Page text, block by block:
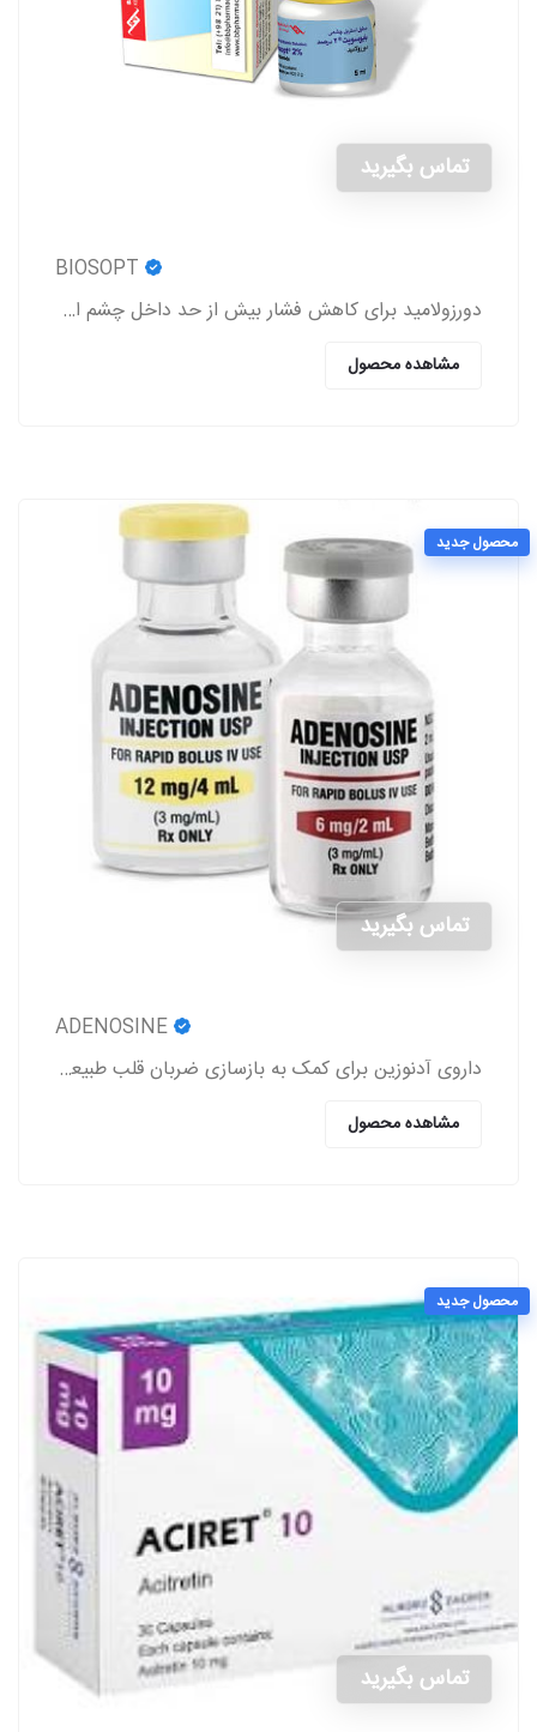
تماس بگیرید
دورزولامید برای کاهش فشار بیش از حد داخل چشم استفاده می شود.
مشاهده محصول
محصول جدید
تماس بگیرید
داروی آدنوزین برای کمک به بازسازی ضربان قلب طبیعی در افرادی که دارای اختلالات ریتم قلب هستند، استفاده می‌شود.
مشاهده محصول
محصول جدید
تماس بگیرید